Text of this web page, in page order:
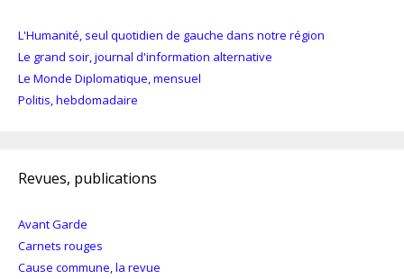
L'Humanité, seul quotidien de gauche dans notre région
Le grand soir, journal d'information alternative
Le Monde Diplomatique, mensuel
Politis, hebdomadaire
Revues, publications
Avant Garde
Carnets rouges
Cause commune, la revue